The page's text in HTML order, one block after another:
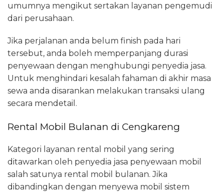
umumnya mengikut sertakan layanan pengemudi
dari perusahaan.
Jika perjalanan anda belum finish pada hari
tersebut, anda boleh memperpanjang durasi
penyewaan dengan menghubungi penyedia jasa.
Untuk menghindari kesalah fahaman di akhir masa
sewa anda disarankan melakukan transaksi ulang
secara mendetail.
Rental Mobil Bulanan di Cengkareng
Kategori layanan rental mobil yang sering
ditawarkan oleh penyedia jasa penyewaan mobil
salah satunya rental mobil bulanan. Jika
dibandingkan dengan menyewa mobil sistem